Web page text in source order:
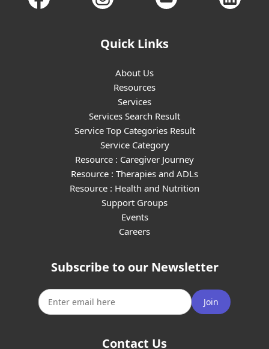
Quick Links
About Us
Resources
Services
Services Search Result
Service Top Categories Result
Service Category
Resource : Caregiver Journey
Resource : Therapies and ADLs
Resource : Health and Nutrition
Support Groups
Events
Careers
Subscribe to our Newsletter
Join
Contact Us